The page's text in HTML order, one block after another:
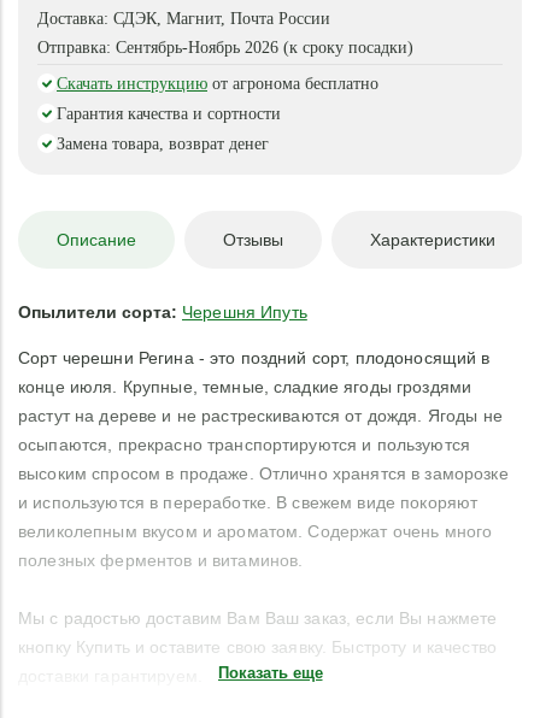
Доставка: СДЭК, Магнит, Почта России
Отправка: Сентябрь-Ноябрь 2026 (к сроку посадки)
Скачать инструкцию от агронома бесплатно
Гарантия качества и сортности
Замена товара, возврат денег
Описание Отзывы Характеристики
Опылители сорта: Черешня Ипуть
Сорт черешни Регина - это поздний сорт, плодоносящий в
конце июля. Крупные, темные, сладкие ягоды гроздями
растут на дереве и не растрескиваются от дождя. Ягоды не
осыпаются, прекрасно транспортируются и пользуются
высоким спросом в продаже. Отлично хранятся в заморозке
и используются в переработке. В свежем виде покоряют
великолепным вкусом и ароматом. Содержат очень много
полезных ферментов и витаминов.
Мы с радостью доставим Вам Ваш заказ, если Вы нажмете
кнопку Купить и оставите свою заявку. Быстроту и качество
Показать еще